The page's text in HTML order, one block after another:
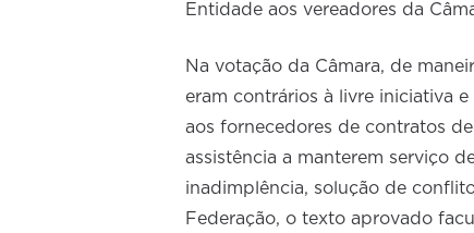
Entidade aos vereadores da
Na votação da Câmara, de
eram contrários à livre iniciativa
aos fornecedores de contratos
assistência a manterem serviço
inadimplência, solução de
Federação, o texto aprovado